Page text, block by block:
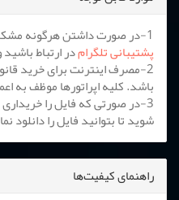
1-در صورت داشتن هرگونه مشکلی، لطفا با پشتیبانی آنلاین یا
پشتیبانی تلگرامدر ارتباط باشید
باشد. کلیه اپراتورها موظف به
3-در صورتی که فایل را خریداری
شوید تا بتوانید فایل را دانلود
راهنمای کیفیت‌ها